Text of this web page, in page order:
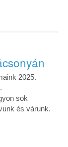
2025.
sok
és várunk.